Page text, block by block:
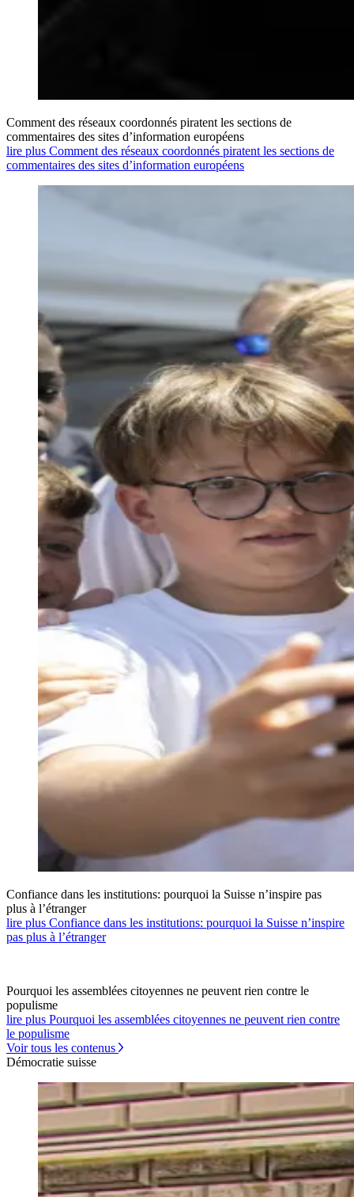
Comment des réseaux coordonnés piratent les sections de
commentaires des sites d’information européens
lire plus Comment des réseaux coordonnés piratent les sections de
commentaires des sites d’information européens
Confiance dans les institutions: pourquoi la Suisse n’inspire pas
plus à l’étranger
lire plus Confiance dans les institutions: pourquoi la Suisse n’inspire
pas plus à l’étranger
Pourquoi les assemblées citoyennes ne peuvent rien contre le
populisme
lire plus Pourquoi les assemblées citoyennes ne peuvent rien contre
le populisme
Voir tous les contenus
Démocratie suisse